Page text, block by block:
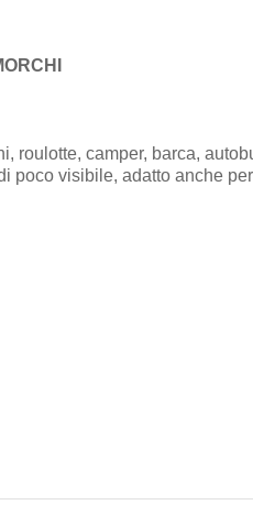
camper, barca,
visibile, adatto anche